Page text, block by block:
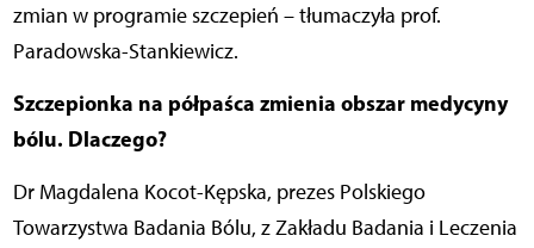
zmian w programie szczepień – tłumaczyła prof.
Paradowska-Stankiewicz.
Szczepionka na półpaśca zmienia obszar medycyny
bólu. Dlaczego?
Dr Magdalena Kocot-Kępska, prezes Polskiego
Towarzystwa Badania Bólu, z Zakładu Badania i Leczenia